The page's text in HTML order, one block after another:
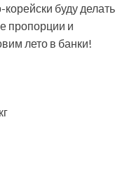
буду делать
пропорции и
лето в банки!